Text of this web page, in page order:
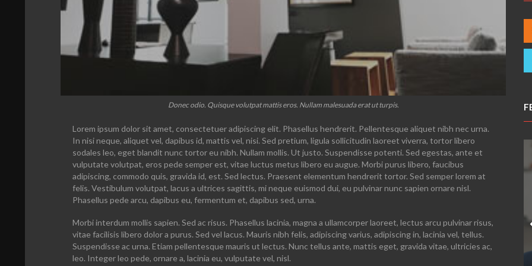
Donec odio. Quisque volutpat mattis eros. Nullam malesuada erat ut turpis.
Lorem ipsum dolor sit amet, consectetuer adipiscing elit. Phasellus hendrerit. Pellentesque aliquet nibh nec urna.
In nisi neque, aliquet vel, dapibus id, mattis vel, nisi. Sed pretium, ligula sollicitudin laoreet viverra, tortor libero
sodales leo, eget blandit nunc tortor eu nibh. Nullam mollis. Ut justo. Suspendisse potenti. Sed egestas, ante et
vulputate volutpat, eros pede semper est, vitae luctus metus libero eu augue. Morbi purus libero, faucibus
adipiscing, commodo quis, gravida id, est. Sed lectus. Praesent elementum hendrerit tortor. Sed semper lorem at
felis. Vestibulum volutpat, lacus a ultrices sagittis, mi neque euismod dui, eu pulvinar nunc sapien ornare nisl.
Phasellus pede arcu, dapibus eu, fermentum et, dapibus sed, urna.
Morbi interdum mollis sapien. Sed ac risus. Phasellus lacinia, magna a ullamcorper laoreet, lectus arcu pulvinar risus,
vitae facilisis libero dolor a purus. Sed vel lacus. Mauris nibh felis, adipiscing varius, adipiscing in, lacinia vel, tellus.
Suspendisse ac urna. Etiam pellentesque mauris ut lectus. Nunc tellus ante, mattis eget, gravida vitae, ultricies ac,
leo. Integer leo pede, ornare a, lacinia eu, vulputate vel, nisl.